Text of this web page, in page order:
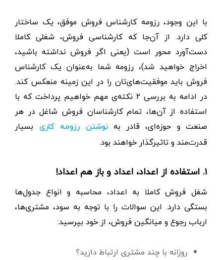
با این وجود، رزومه کارشناس فروش موفق، یک ساختار
کلی دارد. از آن‌جا که کارشناسی فروش، شغلی کاملا
دست‌آورد محور است (یعنی اگر فروش نداشته باشید،
اخراج خواهید شد)، رزومه شما به‌عنوان یک کارشناس
فروش باید موفقیت‌های‌تان را در این زمینه منعکس کند.
در ادامه به بررسی ۲ نکته‌ی مهم خواهیم پرداخت که با
استفاده از آن‌ها، تمام کارشناسان فروش شاغل در هر
صنعت و حوزه‌ای، قادر بهنوشتن رزومه کاری
بسیار
قدرت‌مند و تاثیرگذار خواهند بود.
۱. استفاده از اعداد، اعداد و باز هم اعداد!
شغل فروش کاملا به اعداد، محاسبه و انواع جدول‌ها
بستگی دارد. این سوالات را با توجه به سود، مشتری‌ها،
ارباب رجوع و میانگین فروش، از خود بپرسید:
روزانه با چند مشتری ارتباط دارید؟